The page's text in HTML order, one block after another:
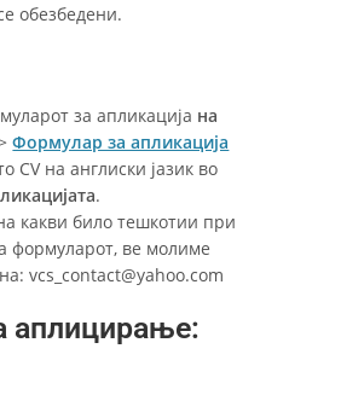
обезбедени.
за апликација на
Формулар за апликација
CV на англиски јазик во
.
какви било тешкотии при
формуларот, ве молиме
vcs_contact@yahoo.com
аплицирање: